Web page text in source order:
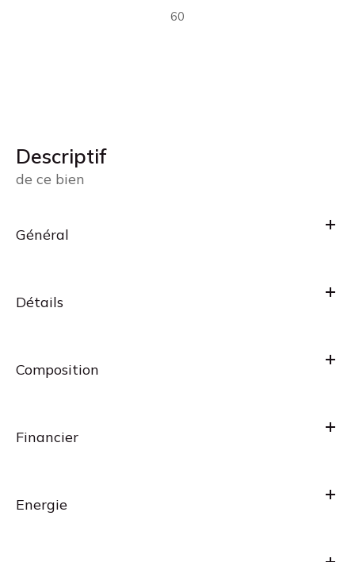
60
descriptif
de ce bien
Général
Détails
Composition
Financier
Energie